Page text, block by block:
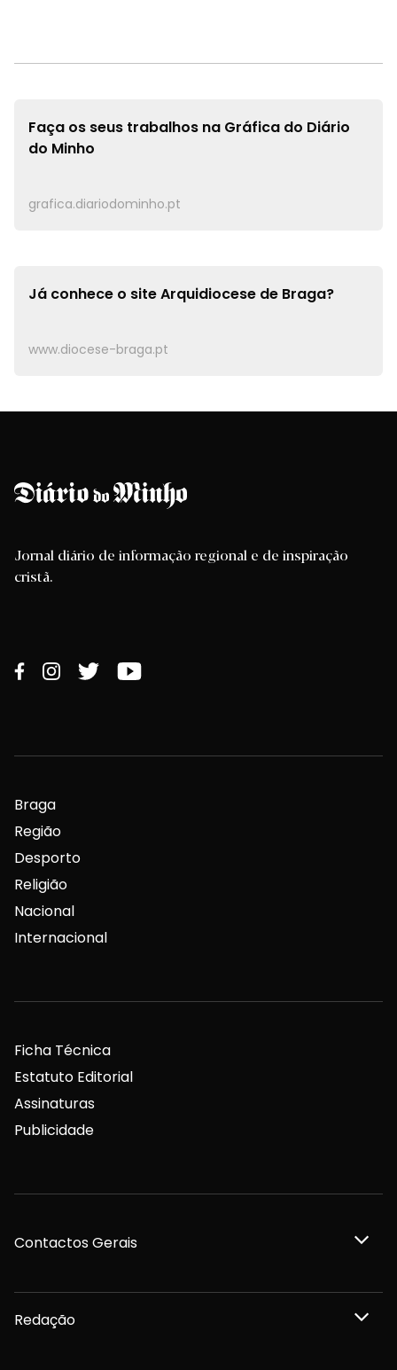
Faça os seus trabalhos na Gráfica do Diário
do Minho
grafica.diariodominho.pt
Já conhece o siteArquidiocese de Braga?
www.diocese-braga.pt
Jornal diário de informação regional e de inspiração
cristã.
Braga
Região
Desporto
Religião
Nacional
Internacional
Ficha Técnica
Estatuto Editorial
Assinaturas
Publicidade
Contactos Gerais
Redação